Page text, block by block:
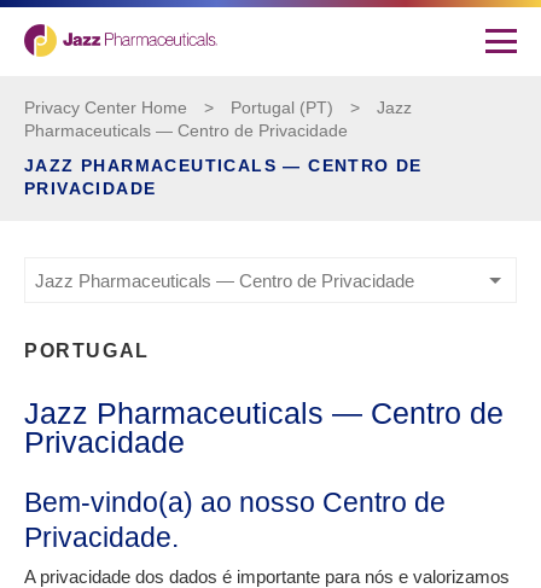
Privacy Center Home > Portugal (PT) >
Jazz
Pharmaceuticals — Centro de Privacidade
JAZZ PHARMACEUTICALS — CENTRO DE
PRIVACIDADE
Jazz Pharmaceuticals — Centro de Privacidade
PORTUGAL
Jazz Pharmaceuticals — Centro de
Privacidade
Bem-vindo(a) ao nosso Centro de
Privacidade.
A privacidade dos dados é importante para nós e valorizamos